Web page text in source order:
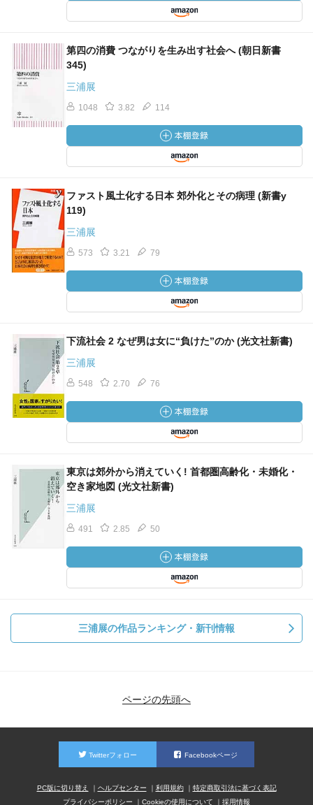
第四の消費 つながりを生み出す社会へ (朝日新書
345)
三浦展
1048 3.82 114
ファスト風土化する日本 郊外化とその病理 (新書y
119)
三浦展
573 3.21 79
下流社会 2 なぜ男は女に“負けた”のか (光文社新書)
三浦展
548 2.70 76
東京は郊外から消えていく! 首都圏高齢化・未婚化・
空き家地図 (光文社新書)
三浦展
491 2.85 50
三浦展の作品ランキング・新刊情報
ページの先頭へ
Twitterフォロー Facebookページ
PC版に切り替え ヘルプセンター 利用規約
特定商取引法に基づく表記
プライバシーポリシー
Cookieの使用について 採用情報